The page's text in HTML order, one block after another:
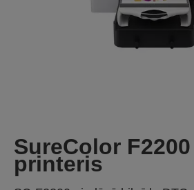
SureColor F2200
printeris